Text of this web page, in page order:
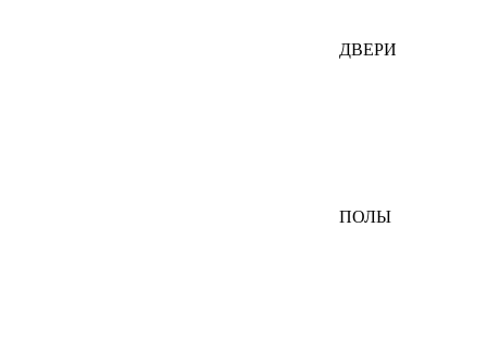
ДВЕРИ
ПОЛЫ